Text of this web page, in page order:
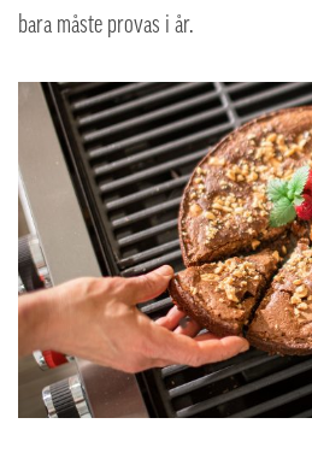
bara måste provas i år.